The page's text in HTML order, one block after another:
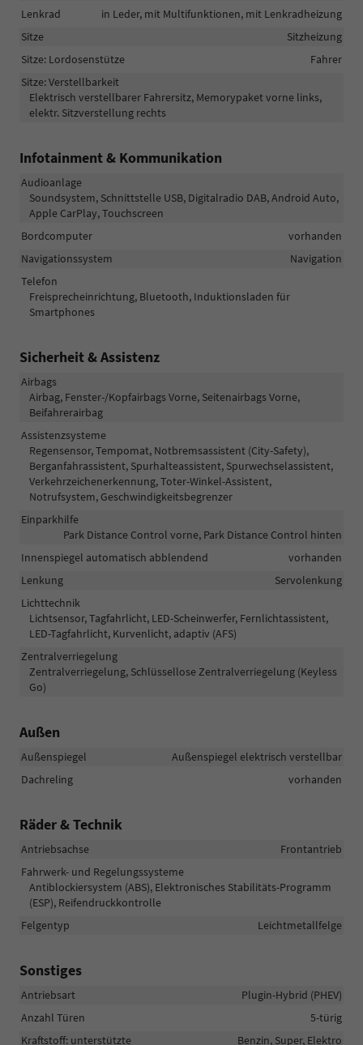
Lenkrad
in Leder, mit Multifunktionen, mit Lenkradheizung
Sitze
Sitzheizung
Sitze: Lordosenstütze
Fahrer
Sitze: Verstellbarkeit
Elektrisch verstellbarer Fahrersitz, Memorypaket vorne links,
elektr. Sitzverstellung rechts
Infotainment & Kommunikation
Audioanlage
Soundsystem, Schnittstelle USB, Digitalradio DAB, Android Auto,
Apple CarPlay, Touchscreen
Bordcomputer
vorhanden
Navigationssystem
Navigation
Telefon
Freisprecheinrichtung, Bluetooth, Induktionsladen für
Smartphones
Sicherheit & Assistenz
Airbags
Airbag, Fenster-/Kopfairbags Vorne, Seitenairbags Vorne,
Beifahrerairbag
Assistenzsysteme
Regensensor, Tempomat, Notbremsassistent (City-Safety),
Berganfahrassistent, Spurhalteassistent, Spurwechselassistent,
Verkehrzeichenerkennung, Toter-Winkel-Assistent,
Notrufsystem, Geschwindigkeitsbegrenzer
Einparkhilfe
Park Distance Control vorne, Park Distance Control hinten
Innenspiegel automatisch abblendend
vorhanden
Lenkung
Servolenkung
Lichttechnik
Lichtsensor, Tagfahrlicht, LED-Scheinwerfer, Fernlichtassistent,
LED-Tagfahrlicht, Kurvenlicht, adaptiv (AFS)
Zentralverriegelung
Zentralverriegelung, Schlüssellose Zentralverriegelung (Keyless
Go)
Außen
Außenspiegel
Außenspiegel elektrisch verstellbar
Dachreling
vorhanden
Räder & Technik
Antriebsachse
Frontantrieb
Fahrwerk- und Regelungssysteme
Antiblockiersystem (ABS), Elektronisches Stabilitäts-Programm
(ESP), Reifendruckkontrolle
Felgentyp
Leichtmetallfelge
Sonstiges
Antriebsart
Plugin-Hybrid (PHEV)
Anzahl Türen
5-türig
Kraftstoff: unterstützte
Benzin, Super, Elektro